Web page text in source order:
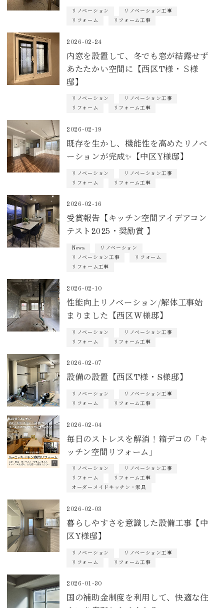
リノベーション
リノベーション工事
リフォーム
リフォーム工事
2026-02-24
内窓を設置して、冬でも窓が結露せず
あたたかい空間に【西区T様・Ｓ様
邸】
リノベーション
リノベーション工事
リフォーム
リフォーム工事
2026-02-19
既存を生かし、機能性を高めたリノベ
ーションが完成✨【中区Y様邸】
リノベーション
リノベーション工事
リフォーム
リフォーム工事
2026-02-16
受賞報告【キッチン空間アイデアコン
テスト2025・奨励賞 】
News
リノベーション
リノベーション工事
リフォーム
リフォーム工事
2026-02-10
性能向上リノベーション/解体工事始
まりました【西区W様邸】
リノベーション
リノベーション工事
リフォーム
リフォーム工事
2026-02-07
設備の設置【西区T様・S様邸】
リノベーション
リノベーション工事
リフォーム
リフォーム工事
2026-02-04
毎日のストレスを解消！箱デコの「キ
ッチン空間リフォーム」
リノベーション
リノベーション工事
リフォーム
リフォーム工事
オーダーメイドキッチン・家具
2026-02-03
暮らしやすさを意識した設備工事【中
区Y様邸】
リノベーション
リノベーション工事
リフォーム
リフォーム工事
2026-01-30
国の補助金制度を利用して、快適な住